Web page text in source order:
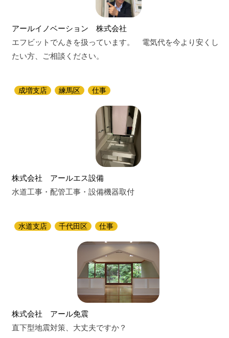
アールイノベーション 株式会社
エフビットでんきを扱っています。 電気代を今より安くし
たい方、ご相談ください。
成増支店 練馬区 仕事
株式会社 アールエス設備
水道工事・配管工事・設備機器取付
水道支店 千代田区 仕事
株式会社 アール免震
直下型地震対策、大丈夫ですか？